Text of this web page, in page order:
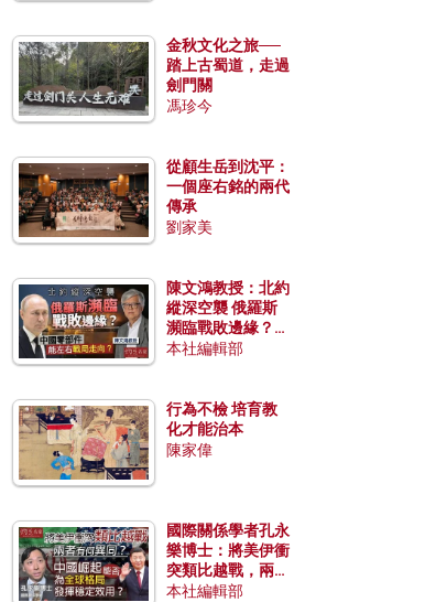
金秋文化之旅──
踏上古蜀道，走過
劍門關
馮珍今
從顧生岳到沈平：
一個座右銘的兩代
傳承
劉家美
陳文鴻教授：北約
縱深空襲 俄羅斯
瀕臨戰敗邊緣？中
國零部件能左右戰
本社編輯部
行為不檢 培育教
化才能治本
陳家偉
國際關係學者孔永
樂博士：將美伊衝
突類比越戰，兩者
有何異同？中國崛
本社編輯部